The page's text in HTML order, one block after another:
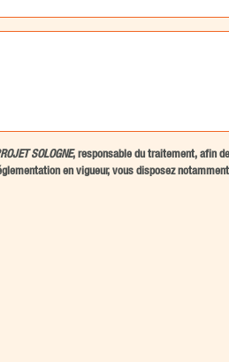
SOLOGNE, responsable du traitement, afin
en vigueur, vous disposez